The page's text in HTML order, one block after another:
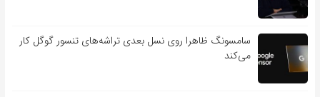
سامسونگ ظاهرا روی نسل بعدی تراشه‌های تنسور گوگل کار
می‌کند